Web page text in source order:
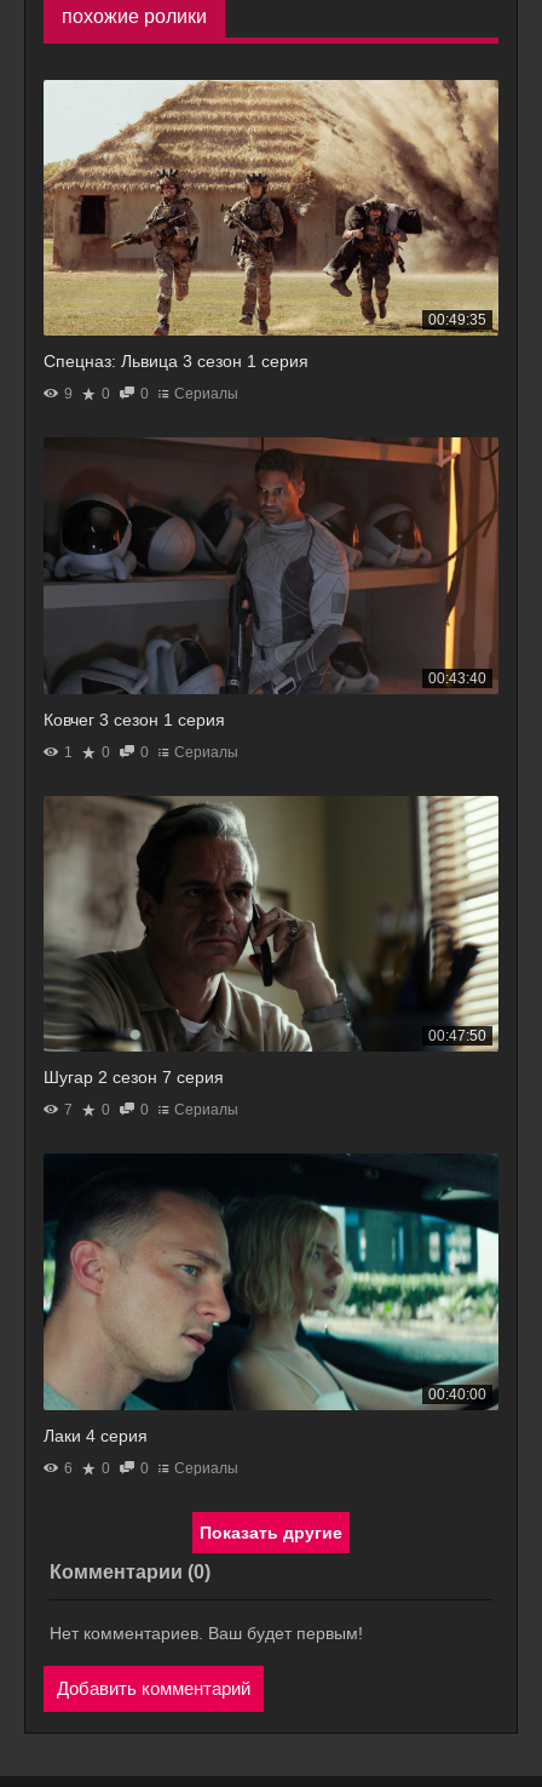
похожие ролики
00:49:35
Спецназ: Львица 3 сезон 1 серия
9 0 0 Сериалы
00:43:40
Ковчег 3 сезон 1 серия
1 0 0 Сериалы
00:47:50
Шугар 2 сезон 7 серия
7 0 0 Сериалы
00:40:00
Лаки 4 серия
6 0 0 Сериалы
Комментарии (0)
Нет комментариев. Ваш будет первым!
Добавить комментарий